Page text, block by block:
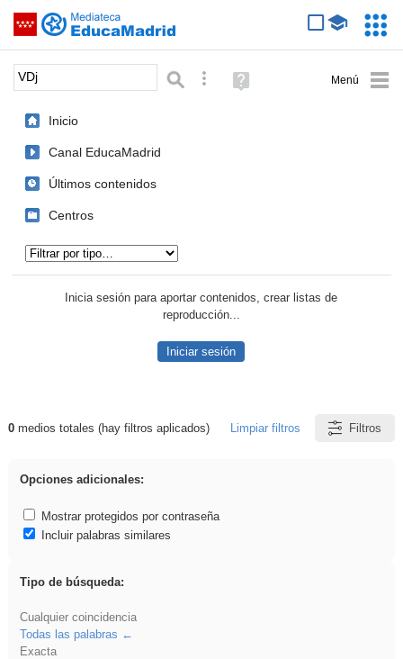
Saltar navegación
Palabra o frase: Búsqueda avanzada
Ayuda
(en
Inicio
Canal EducaMadrid
Últimos contenidos
Centros
Inicia sesión para aportar contenidos, crear listas de
reproducción...
Iniciar sesión
Resultados de: VDj
0medios totales (hay filtros aplicados) Limpiar filtros Filtros
Opciones adicionales:
Mostrar protegidos por contraseña
Incluir palabras similares
Tipo de búsqueda:
Cualquier coincidencia
Todas las palabras
Exacta